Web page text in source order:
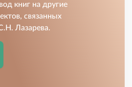
книг на другие
связанных
Лазарева.